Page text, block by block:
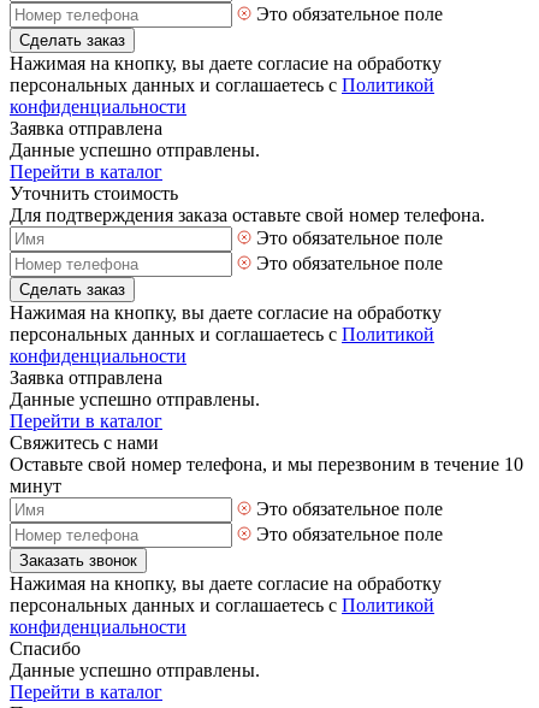
Это обязательное поле
Сделать заказ
Нажимая на кнопку, вы даете согласие на обработку
персональных данных и соглашаетесь с Политикой
конфиденциальности
Заявка отправлена
Данные успешно отправлены.
Перейти в каталог
Уточнить стоимость
Для подтверждения заказа оставьте свой номер телефона.
Это обязательное поле
Это обязательное поле
Сделать заказ
Нажимая на кнопку, вы даете согласие на обработку
персональных данных и соглашаетесь с Политикой
конфиденциальности
Заявка отправлена
Данные успешно отправлены.
Перейти в каталог
Свяжитесь с нами
Оставьте свой номер телефона, и мы перезвоним в течение 10
минут
Это обязательное поле
Это обязательное поле
Заказать звонок
Нажимая на кнопку, вы даете согласие на обработку
персональных данных и соглашаетесь с Политикой
конфиденциальности
Спасибо
Данные успешно отправлены.
Перейти в каталог